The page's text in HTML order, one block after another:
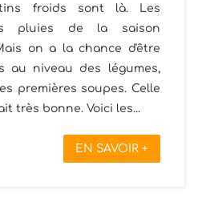
froids sont là. Les
pluies de la saison
on a la chance d'être
au niveau des légumes,
premières soupes. Celle
très bonne. Voici les...
EN SAVOIR +